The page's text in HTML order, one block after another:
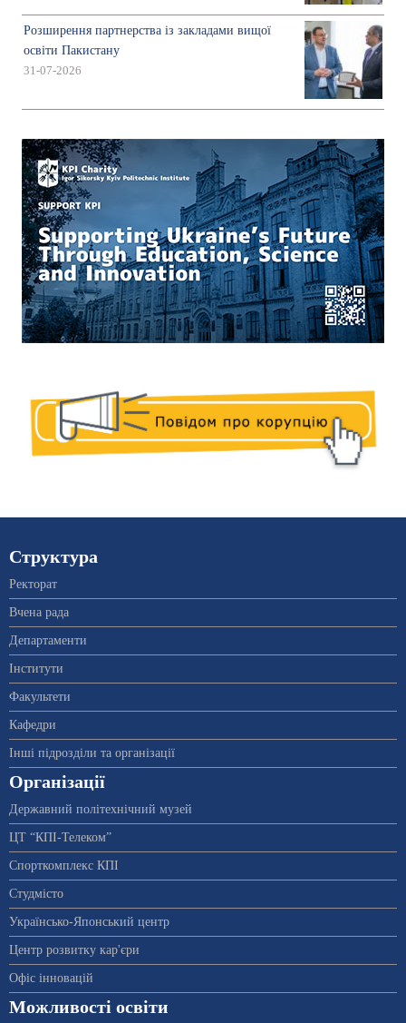
Розширення партнерства із закладами вищої
освіти Пакистану
31-07-2026
Структура
Ректорат
Вчена рада
Департаменти
Інститути
Факультети
Кафедри
Інші підрозділи та організації
Організації
Державний політехнічний музей
ЦТ “КПІ-Телеком”
Спорткомплекс КПІ
Студмісто
Українсько-Японський центр
Центр розвитку кар'єри
Офіс інновацій
Можливості освіти